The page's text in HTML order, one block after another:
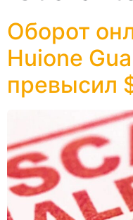
Оборот
Huione
превысил